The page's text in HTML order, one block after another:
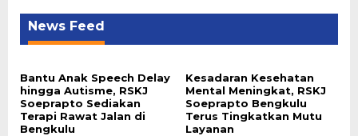
News Feed
Bantu Anak Speech Delay
hingga Autisme, RSKJ
Soeprapto Sediakan
Terapi Rawat Jalan di
Bengkulu
Kesadaran Kesehatan
Mental Meningkat, RSKJ
Soeprapto Bengkulu
Terus Tingkatkan Mutu
Layanan